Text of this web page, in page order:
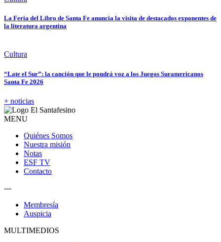
La Feria del Libro de Santa Fe anuncia la visita de destacados exponentes de
la literatura argentina
Cultura
“Late el Sur”: la canción que le pondrá voz a los Juegos Suramericanos
Santa Fe 2026
+ noticias
MENU
Quiénes Somos
Nuestra misión
Notas
ESF TV
Contacto
---
Membresía
Auspicia
MULTIMEDIOS